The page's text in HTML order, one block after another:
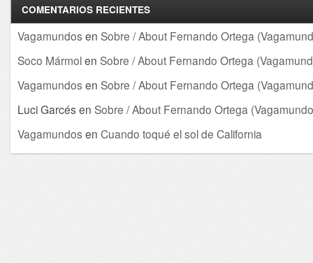
COMENTARIOS RECIENTES
Vagamundos en Sobre / About Fernando Ortega
Soco Mármolen Sobre / About Fernando Ortega
Vagamundos en Sobre / About Fernando Ortega
Luci Garcés en Sobre / About Fernando Ortega
Vagamundos en Cuando toqué el sol de California